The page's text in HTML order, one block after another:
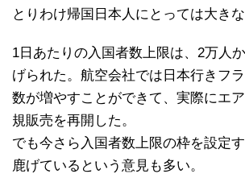
とりわけ帰国日本人にとっては大きな
1日あたりの入国者数上限は、2万人
げられた。航空会社では日本行きフ
数が増やすことができて、実際にエ
規販売を再開した。
でも今さら入国者数上限の枠を設定
鹿げているという意見も多い。